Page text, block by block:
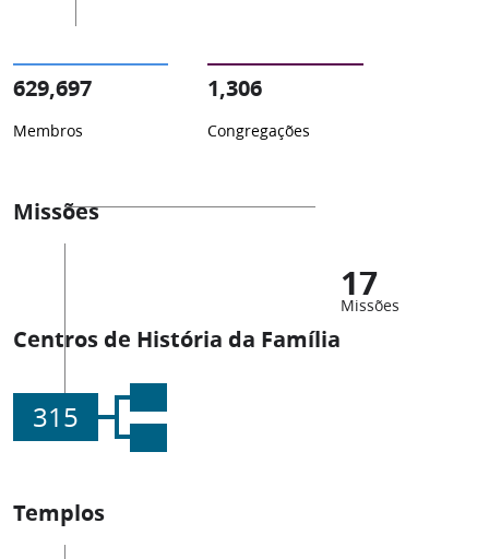
629,697
Membros
1,306
Congregações
Missões
17
Missões
Centros de História da Família
315
Templos